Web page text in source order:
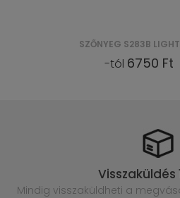
-tól6750 Ft
Visszaküldés
Mindig visszaküldheti a